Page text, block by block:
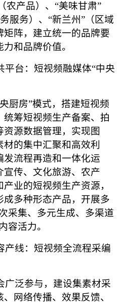
农产品）、“美味甘肃”
服务）、“新兰州”（区域
阵，建立统一的品牌要
和品牌价值。
台：短视频融媒体“中央
房”模式，搭建短视频
统筹短视频生产备案、拍
源数据管理，实现图
的集中汇聚和高效利
发流程再造和一体化运
传、文化旅游、农产
业的短视频生产资源，
多种形态产品，开展多
采集、多元生成、多渠道
容活力。
线：短视频全流程采编
泛参与，建设集素材采
网络传播、效果反馈、